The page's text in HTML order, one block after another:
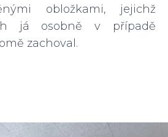
obložkami, jejichž
já osobně v případě
zachoval.